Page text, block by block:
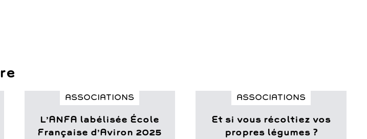
ASSOCIATIONS
L’ANFA labélisée École
Française d’Aviron 2025
ASSOCIATIONS
Et si vous récoltiez vos
propres légumes ?